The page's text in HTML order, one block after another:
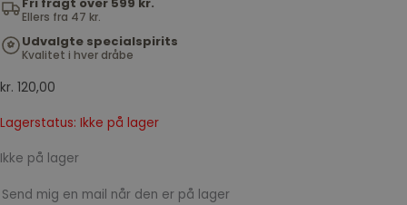
Fri fragt over 599 kr.
Ellers fra 47 kr.
Udvalgte specialspirits
Kvalitet i hver dråbe
kr. 120,00
Lagerstatus: Ikke på lager
Ikke på lager
Send mig en mail når den er på lager